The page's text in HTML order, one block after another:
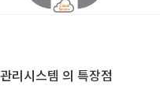
리시스템 의 특장점